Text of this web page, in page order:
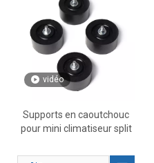
vidéo
Supports en caoutchouc
pour mini climatiseur split